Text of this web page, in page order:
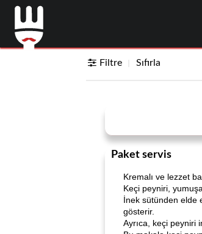
Filtre Sıfırla
Paket servis
Kremalı ve lezzet
Keçi peyniri,
İnek sütünden elde
gösterir.
Ayrıca, keçi peyniri